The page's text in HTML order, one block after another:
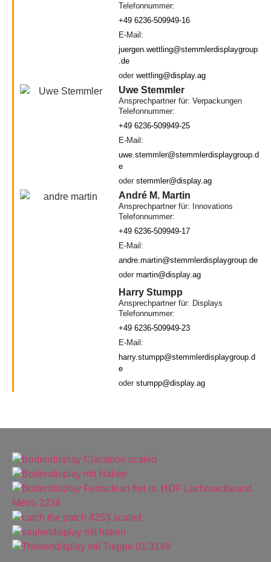
Telefonnummer:
+49 6236-509949-16
E-Mail:
juergen.wettling@stemmlerdisplaygroup
.de
oder wettling@display.ag
Uwe Stemmler
Ansprechpartner für: Verpackungen
Telefonnummer:
+49 6236-509949-25
E-Mail:
uwe.stemmler@stemmlerdisplaygroup.d
e
oder stemmler@display.ag
André M. Martin
Ansprechpartner für: Innovations
Telefonnummer:
+49 6236-509949-17
E-Mail:
andre.martin@stemmlerdisplaygroup.de
oder martin@display.ag
Harry Stumpp
Ansprechpartner für: Displays
Telefonnummer:
+49 6236-509949-23
E-Mail:
harry.stumpp@stemmlerdisplaygroup.d
e
oder stumpp@display.ag